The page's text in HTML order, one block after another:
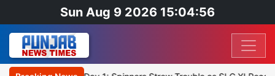
Sun Aug 9 2026 15:04:57